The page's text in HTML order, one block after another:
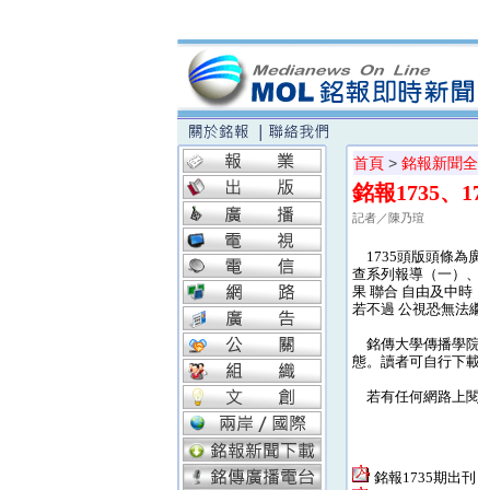
首頁 > 銘報新聞
銘報1735、
記者／陳乃瑄
1735頭版頭條為
查系列報導（一）
果 聯合 自由及中
若不過 公視恐無法
銘傳大學傳播學
態。讀者可自行下
若有任何網路上閱
銘報1735期出刊